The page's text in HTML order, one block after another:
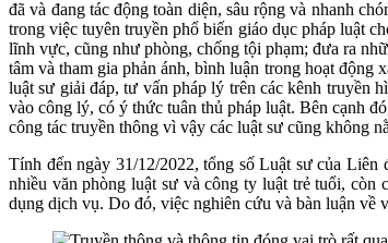
đã và đang tác động toàn diện, sâu rộng và nhanh
trong việc tuyên truyền phổ biến giáo dục pháp luật
lĩnh vực, cũng như phòng, chống tội phạm; đưa ra
tâm và tham gia phản ánh, bình luận trong hoạt động
luật sư giải đáp, tư vấn pháp lý trên các kênh truyền
vào công lý, có ý thức tuân thủ pháp luật. Bên cạnh
công tác truyền thông vì vậy các luật sư cũng không
Tính đến ngày 31/12/2022, tổng số Luật sư của
nhiều văn phòng luật sư và công ty luật trẻ tuổi, còn
dụng dịch vụ. Do đó, việc nghiên cứu và bàn luận về